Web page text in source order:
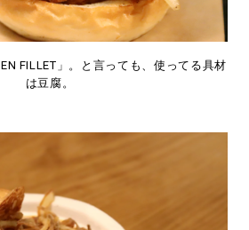
FILLET」。と言っても、使ってる具材
は豆腐。